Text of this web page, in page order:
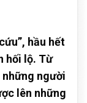
hầu hết
hối lộ. Từ
người
lên những